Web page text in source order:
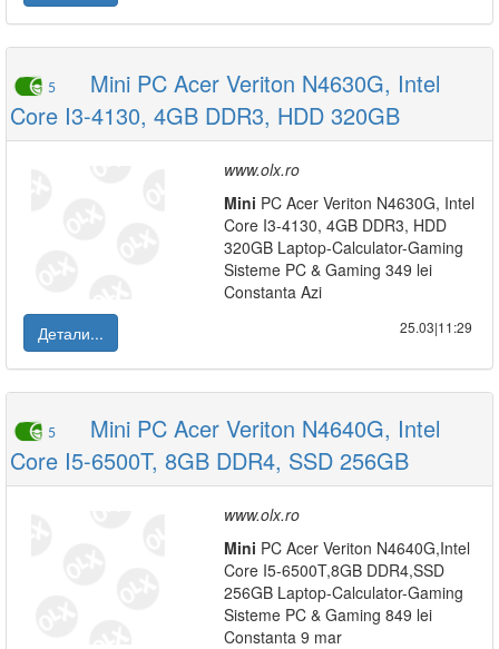
5
Mini PC Acer Veriton N4630G, Intel
Core I3-4130, 4GB DDR3, HDD 320GB
www.olx.ro
Mini PC Acer Veriton N4630G, Intel
Core I3-4130, 4GB DDR3, HDD
320GB Laptop-Calculator-Gaming
Sisteme PC & Gaming 349 lei
Constanta Azi
Детали...
25.03|11:29
5
Mini PC Acer Veriton N4640G, Intel
Core I5-6500T, 8GB DDR4, SSD 256GB
www.olx.ro
Mini PC Acer Veriton N4640G,Intel
Core I5-6500T,8GB DDR4,SSD
256GB Laptop-Calculator-Gaming
Sisteme PC & Gaming 849 lei
Constanta 9 mar